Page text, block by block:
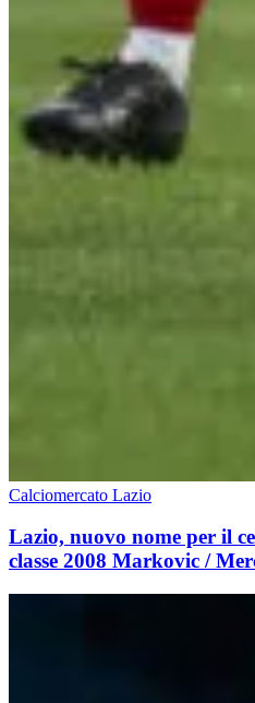
Calciomercato Lazio
Lazio, nuovo nome per il
classe 2008 Markovic /